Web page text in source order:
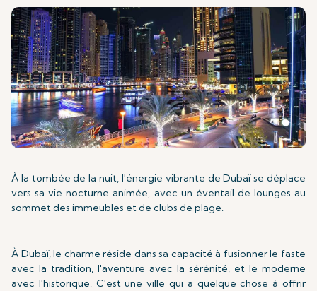
À la tombée de la nuit, l'énergie vibrante de Dubaï se déplace
vers sa vie nocturne animée, avec un éventail de lounges au
sommet des immeubles et de clubs de plage.
À Dubaï, le charme réside dans sa capacité à fusionner le faste
avec la tradition, l'aventure avec la sérénité, et le moderne
avec l'historique. C'est une ville qui a quelque chose à offrir